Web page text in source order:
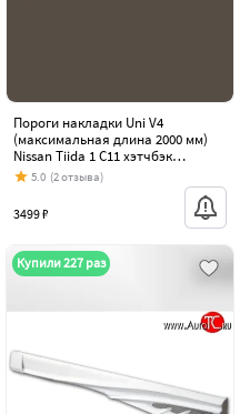
Пороги накладки Uni V4
(максимальная длина 2000 мм)
Nissan Tiida 1 C11 хэтчбэк
дорестайлинг, Япония (2004-2007)
5.0 (2 отзыва)
3499 ₽
Купили 227 раз